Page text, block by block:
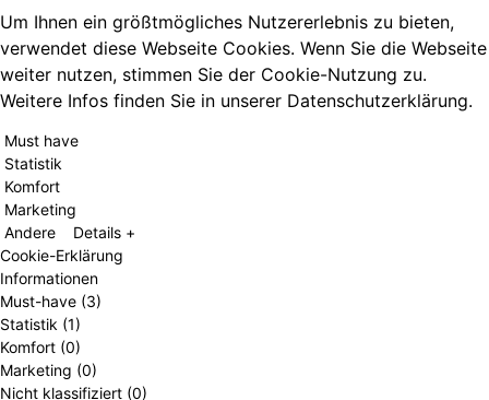
Um Ihnen ein größtmögliches Nutzererlebnis zu bieten,
verwendet diese Webseite Cookies. Wenn Sie die Webseite
weiter nutzen, stimmen Sie der Cookie-Nutzung zu.
Weitere Infos finden Sie in unserer Datenschutzerklärung.
Must have
Statistik
Komfort
Marketing
Andere
Details +
Cookie-Erklärung
Informationen
Must-have (3)
Statistik (1)
Komfort (0)
Marketing (0)
Nicht klassifiziert (0)